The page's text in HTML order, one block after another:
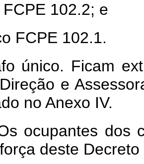
102.2; e
FCPE 102.1.
único. Ficam
e
no Anexo IV.
ocupantes dos
deste